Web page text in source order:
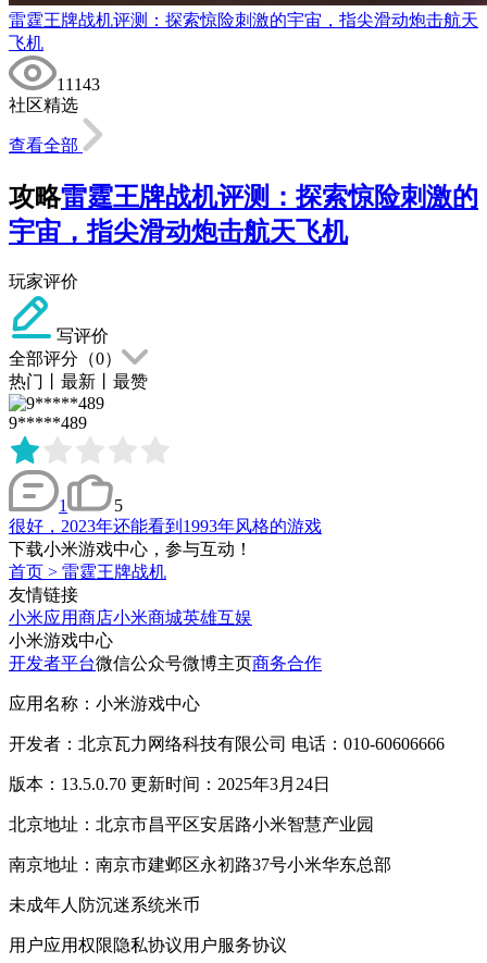
雷霆王牌战机评测：探索惊险刺激的宇宙，指尖滑动炮击航天
飞机
11143
社区精选
查看全部
攻略雷霆王牌战机评测：探索惊险刺激的
宇宙，指尖滑动炮击航天飞机
玩家评价
写评价
全部评分（0）
热门
最新 最赞
9*****489
1
5
很好，2023年还能看到1993年风格的游戏
下载小米游戏中心，参与互动！
首页 > 雷霆王牌战机
友情链接
小米应用商店小米商城英雄互娱
小米游戏中心
开发者平台微信公众号微博主页商务合作
应用名称：小米游戏中心
开发者：北京瓦力网络科技有限公司 电话：010-60606666
版本：13.5.0.70 更新时间：2025年3月24日
北京地址：北京市昌平区安居路小米智慧产业园
南京地址：南京市建邺区永初路37号小米华东总部
未成年人防沉迷系统米币
用户应用权限隐私协议用户服务协议